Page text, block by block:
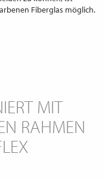
Fiberglas möglich.
MIT
RAHMEN